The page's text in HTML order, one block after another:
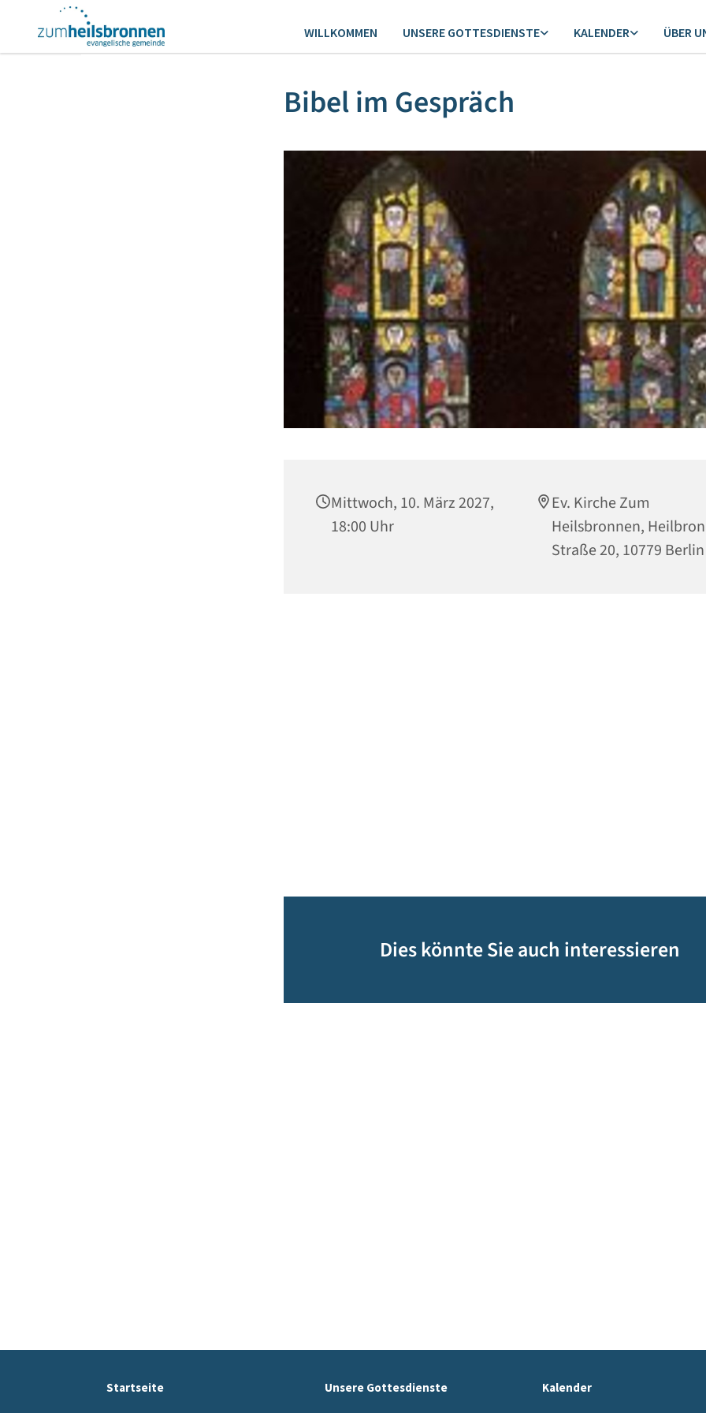
WILLKOMMEN UNSERE GOTTESDIENSTE KALENDER ÜBER
Bibel im Gespräch
Mittwoch, 10. März 2027,
18:00 Uhr
Ev. Kirche Zum
Heilsbronnen,
Straße 20, 10779 Berlin
Dies könnte Sie auch interessieren
Startseite Unsere Gottesdienste Kalender